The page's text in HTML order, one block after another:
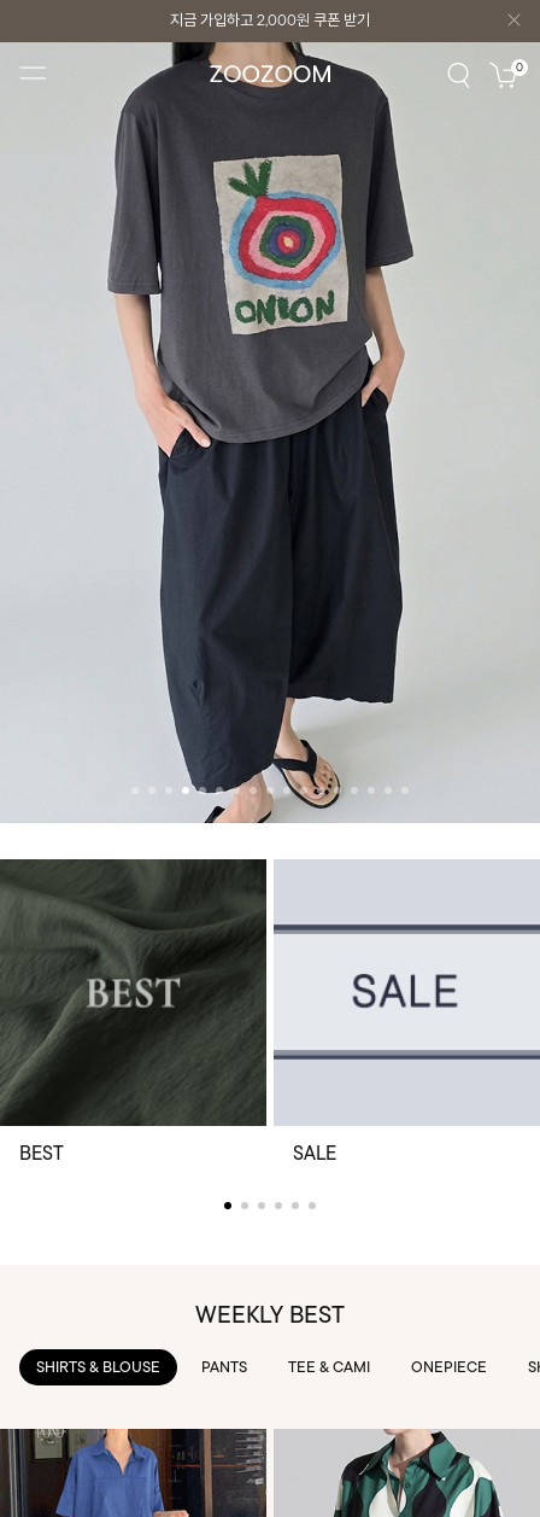
지금 가입하고 2,000원 쿠폰 받기
지금 가입하고 2,000원 쿠폰 받기 0
BEST SALE
WEEKLY BEST
PANTS TEE & CAMI ONEPIECE SKIRTS OUTWEAR